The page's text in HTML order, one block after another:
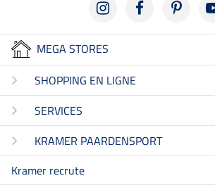
MEGA STORES
SHOPPING EN LIGNE
SERVICES
KRAMER PAARDENSPORT
Kramer recrute